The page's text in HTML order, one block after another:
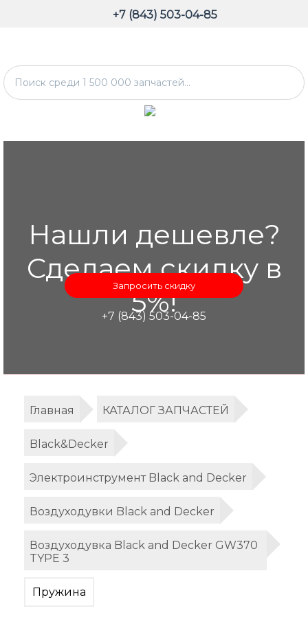
+7 (843) 503-04-85
Нашли дешевле?
Сделаем скидку в
5%!
Запросить скидку
+7 (843) 503-04-85
Главная КАТАЛОГ ЗАПЧАСТЕЙ
Black&Decker
Электроинструмент Black and Decker
Воздуходувки Black and Decker
Воздуходувка Black and Decker GW370
TYPE 3
Пружина